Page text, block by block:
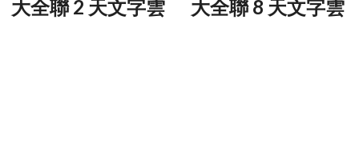
大全聯 2 天文字雲 大全聯 8 天文字雲